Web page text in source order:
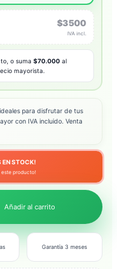
$3500
IVA incl.
o suma$70.000 al
mayorista.
para disfrutar de tus
con IVA incluido. Venta
EN STOCK!
este producto!
Añadir al carrito
Garantía 3 meses